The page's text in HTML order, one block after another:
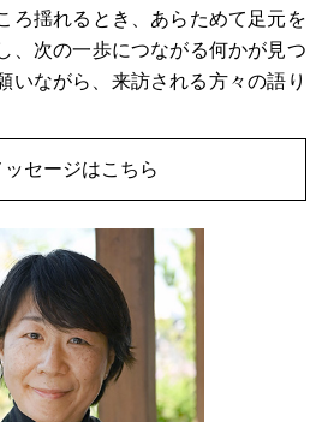
ろ揺れるとき、あらためて足元を
、次の一歩につながる何かが見つ
ながら、来訪される方々の語り
セージはこちら